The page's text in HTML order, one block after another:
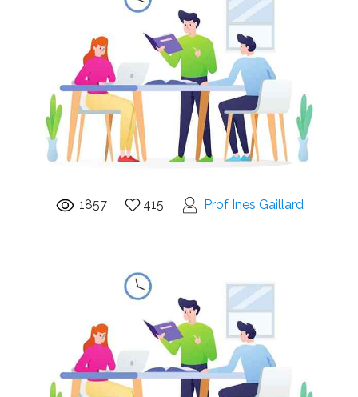
1857 415 Prof Ines Gaillard